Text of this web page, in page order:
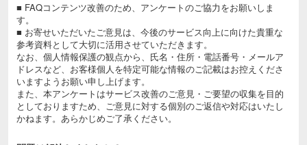
■ FAQコンテンツ改善のため、アンケートのご協力をお願いしま
す。
■ お寄せいただいたご意見は、今後のサービス向上に向けた貴重な
参考資料として大切に活用させていただきます。
なお、個人情報保護の観点から、氏名・住所・電話番号・メールア
ドレスなど、お客様個人を特定可能な情報のご記載はお控えくださ
いますようお願い申し上げます。
また、本アンケートはサービス改善のご意見・ご要望の収集を目的
としておりますため、ご意見に対する個別のご返信や対応はいたし
かねます。あらかじめご了承ください。